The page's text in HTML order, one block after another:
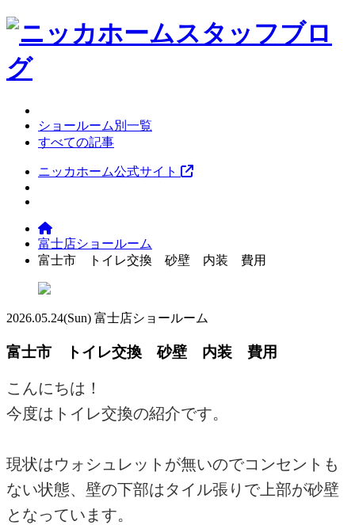
ショールーム別一覧
すべての記事
ニッカホーム公式サイト
富士店ショールーム
富士市 トイレ交換 砂壁 内装 費用
2026.05.24(Sun) 富士店ショールーム
富士市 トイレ交換 砂壁 内装 費用
こんにちは！
今度はトイレ交換の紹介です。
現状はウォシュレットが無いのでコンセントも
ない状態、壁の下部はタイル張りで上部が砂壁
となっています。